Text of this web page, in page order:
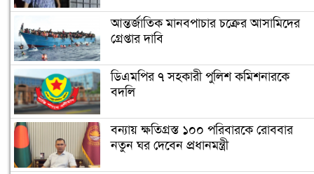
আন্তর্জাতিক মানবপাচার চক্রের আসামিদের
গ্রেপ্তার দাবি
ডিএমপির ৭ সহকারী পুলিশ কমিশনারকে
বদলি
বন্যায় ক্ষতিগ্রস্ত ১০০ পরিবারকে রোববার
নতুন ঘর দেবেন প্রধানমন্ত্রী